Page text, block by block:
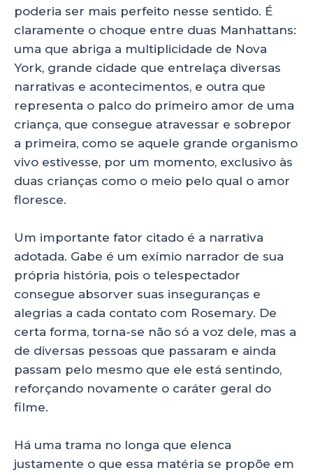
poderia ser mais perfeito nesse sentido. É
claramente o choque entre duas Manhattans:
uma que abriga a multiplicidade de Nova
York, grande cidade que entrelaça diversas
narrativas e acontecimentos, e outra que
representa o palco do primeiro amor de uma
criança, que consegue atravessar e sobrepor
a primeira, como se aquele grande organismo
vivo estivesse, por um momento, exclusivo às
duas crianças como o meio pelo qual o amor
floresce.
Um importante fator citado é a narrativa
adotada. Gabe é um exímio narrador de sua
própria história, pois o telespectador
consegue absorver suas inseguranças e
alegrias a cada contato com Rosemary. De
certa forma, torna-se não só a voz dele, mas a
de diversas pessoas que passaram e ainda
passam pelo mesmo que ele está sentindo,
reforçando novamente o caráter geral do
filme.
Há uma trama no longa que elenca
justamente o que essa matéria se propõe em